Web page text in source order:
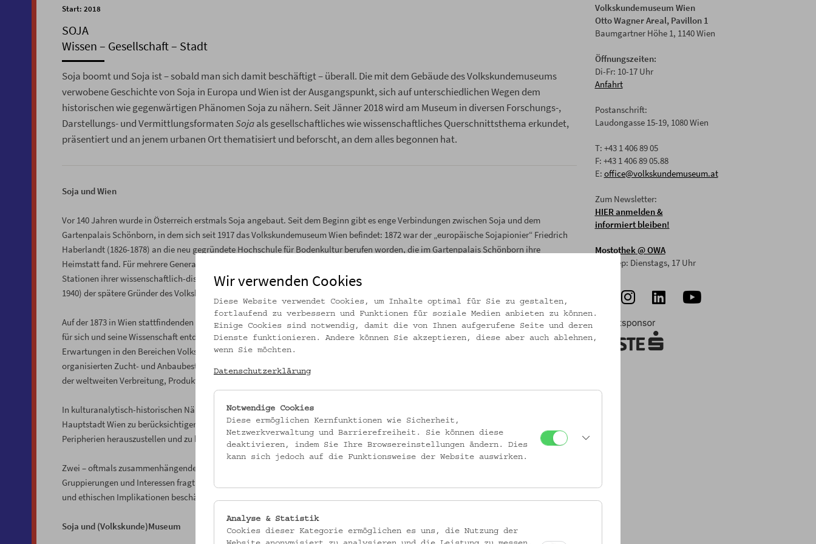
Start: 2018
SOJA
Wissen – Gesellschaft – Stadt
Soja boomt und Soja ist – sobald man sich damit beschäftigt – überall. Die mit dem Gebäude des Volkskundemuseums
verwobene Geschichte von Soja in Europa und Wien ist der Ausgangspunkt, sich auf unterschiedlichen Wegen dem
historischen wie gegenwärtigen Phänomen Soja zu nähern. Seit Jänner 2018 wird am Museum in diversen Forschungs-,
Darstellungs- und VermittlungsformatenSojaals gesellschaftliches wie wissenschaftliches Querschnittsthema erkundet,
präsentiert und an jenem urbanen Ort thematisiert und beforscht, an dem alles begonnen hat.
Soja und Wien
Vor 140 Jahren wurde in Österreich erstmals Soja angebaut. Seit dem Beginn gibt es enge Verbindungen zwischen Soja und dem
Gartenpalais Schönborn, in dem sich seit 1917 das Volkskundemuseum Wien befindet: 1872 war der „europäische Sojapionier“ Friedrich
Haberlandt (1826-1878) an die neu gegründete Hochschule für Bodenkultur berufen worden, die im Gartenpalais Schönborn ihre
Heimstatt fand. Für mehrere Generationen der Familie Haberlandt bildete das Gebäude des Gartenpalais den Rahmen bedeutender
Stationen ihrer wissenschaftlich-disziplinären wie auch institutionellen Karrieren, war doch Friedrichs Sohn Michael Haberlandt (1860-
1940) der spätere Gründer des Volkskundemuseums.
Auf der 1873 in Wien stattfindenden Weltausstellung hatte der Pflanzenbauexperte Friedrich Haberlandt die Sojapflanze bzw. Sojabohne
für sich und seine Wissenschaft entdeckt. Vom Gartenpalais Schönborn aus startete er die ersten Anbauversuche dieser für ihn mit hohen
Erwartungen in den Bereichen Volksernährung und Volkswirtschaft verbundenen Pflanze. Die von Haberlandt initiierten und
organisierten Zucht- und Anbaubestrebungen werden heute als bedeutender Ausgangspunkt und Grundlage für die Entwicklungsprozesse
der weltweiten Verbreitung, Produktion, Verarbeitung sowie des Konsums und Verbrauchs von Soja beschrieben und erzählt.
In kulturanalytisch-historischen Näherungen gilt es zum einen die spezifischen Konstellationen von und für Soja in der Groß- und
Hauptstadt Wien zu berücksichtigen; und gleichzeitig die mehr oder minder direkten Verflechtungen des urbanen Zentrums mit ruralen
Peripherien herauszustellen und zu befragen.
Zwei – oftmals zusammenhängende – Ebenen stehen dabei im Vordergrund: Zunächst die Ebene, die nach bestimmten Personen, Milieus,
Gruppierungen und Interessen fragt und zweitens jene Ebene, die sich mit der „Idee Soja“, mit ihren kulturellen, sozialen, wirtschaftlichen
und ethischen Implikationen beschäftigt.
Soja und (Volkskunde)Museum
Volkskundemuseum Wien
Otto Wagner Areal, Pavillon 1
Baumgartner Höhe 1, 1140 Wien
Öffnungszeiten:
Di-Fr: 10-17 Uhr
Anfahrt
Postanschrift:
Laudongasse 15-19, 1080 Wien
T: +43 1 406 89 05
F: +43 1 406 89 05.88
E: office@volkskundemuseum.at
Zum Newsletter:
HIER anmelden &
informiert bleiben!
Mostothek@ OWA
Mai-Sep: Dienstags, 17 Uhr
Wir verwenden Cookies
Diese Website verwendet Cookies, um Inhalte optimal für Sie zu gestalten,
fortlaufend zu verbessern und Funktionen für soziale Medien anbieten zu können.
Einige Cookies sind notwendig, damit die von Ihnen aufgerufene Seite und deren
Dienste funktionieren. Andere können Sie akzeptieren, diese aber auch ablehnen,
wenn Sie möchten.
Datenschutzerklärung
Notwendige Cookies
Diese ermöglichen Kernfunktionen wie Sicherheit,
Netzwerkverwaltung und Barrierefreiheit. Sie können diese
deaktivieren, indem Sie Ihre Browsereinstellungen ändern. Dies
kann sich jedoch auf die Funktionsweise der Website auswirken.
Analyse & Statistik
Cookies dieser Kategorie ermöglichen es uns, die Nutzung der